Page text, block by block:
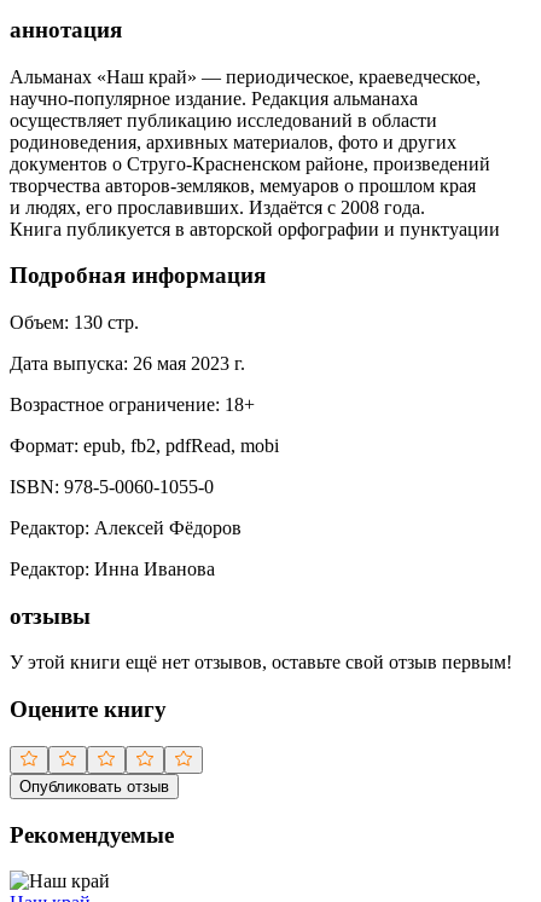
аннотация
Альманах «Наш край» — периодическое, краеведческое,
научно-популярное издание. Редакция альманаха
осуществляет публикацию исследований в области
родиноведения, архивных материалов, фото и других
документов о Струго-Красненском районе, произведений
творчества авторов-земляков, мемуаров о прошлом края
и людях, его прославивших. Издаётся с 2008 года.
Книга публикуется в авторской орфографии и пунктуации
Подробная информация
Объем: 130 стр.
Дата выпуска: 26 мая 2023 г.
Возрастное ограничение: 18+
Формат: epub, fb2, pdfRead, mobi
ISBN: 978-5-0060-1055-0
Редактор: Алексей Фёдоров
Редактор: Инна Иванова
отзывы
У этой книги ещё нет отзывов, оставьте свой отзыв первым!
Оцените книгу
Опубликовать отзыв
Рекомендуемые